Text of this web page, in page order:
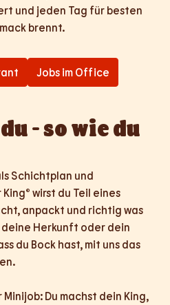
und jeden Tag für besten
brennt.
Jobs im Office
- so wie du
Schichtplan und
wirst du Teil eines
anpackt und richtig was
Herkunft oder dein
du Bock hast, mit uns das
Du machst dein King,